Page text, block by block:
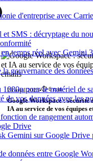
d'entreprise avec
et SMS : décryptage du
temps réel avec Gemini
gouvernance des
1080p pour le matériel de
de vos données avec les
de rangement
Drive
Gemini sur Google Drive
données entre Google
23 avril 2025•⏱️ 6 min
Google Workspace : sécurité
IA au service de vos équipes
emails